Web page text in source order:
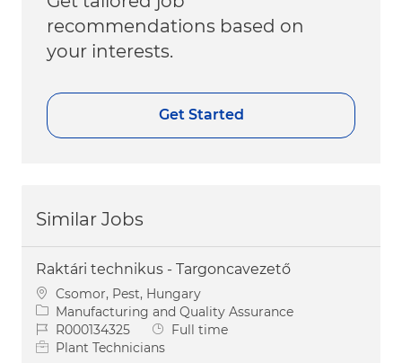
recommendations based on
your interests.
Get Started
Similar Jobs
Raktári technikus - Targoncavezető
Location
Csomor, Pest, Hungary
Category
Manufacturing and Quality Assurance
Job IdR000134325 Job Type
Full time
Plant Technicians